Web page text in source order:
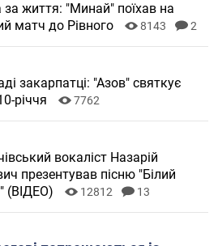
за життя: "Минай" поїхав на
матч до Рівного
8143 2
закарпатці: "Азов" святкує
річчя
7762
вокаліст Назарій
презентував пісню "Білий
(ВІДЕО)
12812 13